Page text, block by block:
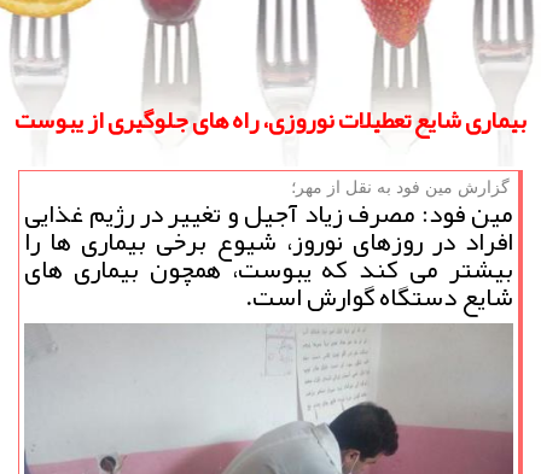
بیماری شایع تعطیلات نوروزی، راه های جلوگیری از یبوست
گزارش مین فود به نقل از مهر؛
مین فود: مصرف زیاد آجیل و تغییر در رژیم غذایی
افراد در روزهای نوروز، شیوع برخی بیماری ها را
بیشتر می كند كه یبوست، همچون بیماری های
شایع دستگاه گوارش است.